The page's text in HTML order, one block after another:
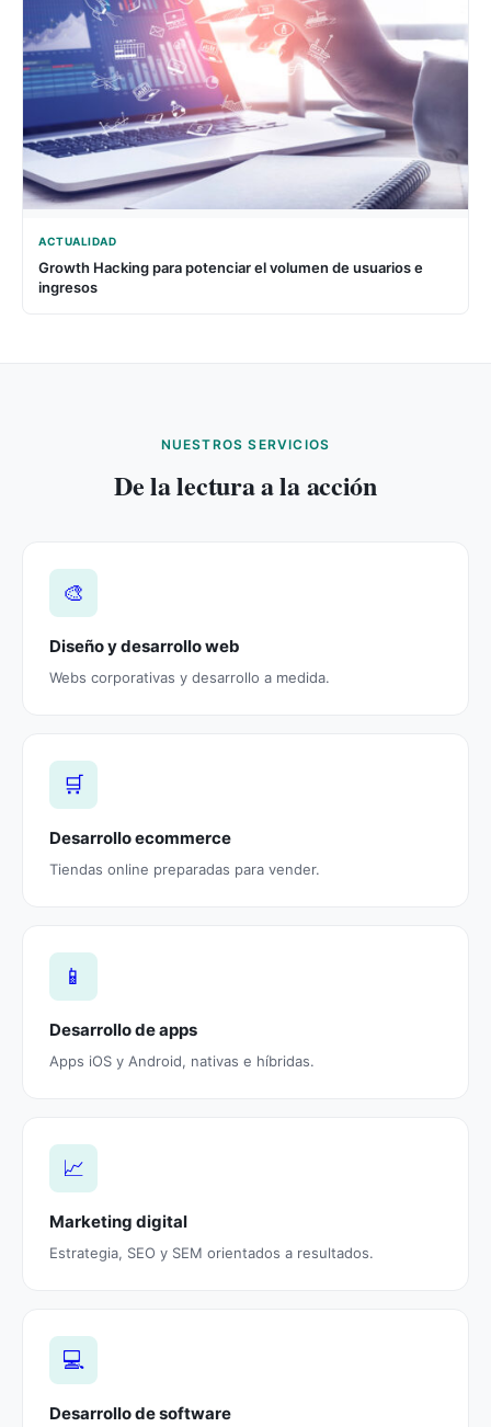
ACTUALIDAD
Growth Hacking para potenciar el volumen de usuarios e
ingresos
NUESTROS SERVICIOS
De la lectura a la acción
🎨
Diseño y desarrollo web
Webs corporativas y desarrollo a medida.
🛒
Desarrollo ecommerce
Tiendas online preparadas para vender.
📱
Desarrollo de apps
Apps iOS y Android, nativas e híbridas.
📈
Marketing digital
Estrategia, SEO y SEM orientados a resultados.
💻
Desarrollo de software